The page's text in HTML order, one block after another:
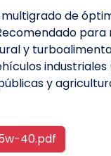
de
para
y
industriales
y
40.pdf